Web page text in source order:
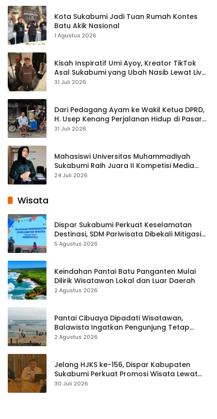
Kota Sukabumi Jadi Tuan Rumah Kontes
Batu Akik Nasional
1 Agustus 2026
Kisah Inspiratif Umi Ayoy, Kreator TikTok
Asal Sukabumi yang Ubah Nasib Lewat Live
Streaming
31 Juli 2026
Dari Pedagang Ayam ke Wakil Ketua DPRD,
H. Usep Kenang Perjalanan Hidup di Pasar
Cisaat
31 Juli 2026
Mahasiswi Universitas Muhammadiyah
Sukabumi Raih Juara II Kompetisi Media
Pembelajaran Digital Tingkat Internasional
24 Juli 2026
Wisata
Dispar Sukabumi Perkuat Keselamatan
Destinasi, SDM Pariwisata Dibekali Mitigasi
hingga Teknik Evakuasi
5 Agustus 2026
Keindahan Pantai Batu Panganten Mulai
Dilirik Wisatawan Lokal dan Luar Daerah
2 Agustus 2026
Pantai Cibuaya Dipadati Wisatawan,
Balawista Ingatkan Pengunjung Tetap
Waspada
2 Agustus 2026
Jelang HJKS ke-156, Dispar Kabupaten
Sukabumi Perkuat Promosi Wisata Lewat
Publikasi Digital
30 Juli 2026